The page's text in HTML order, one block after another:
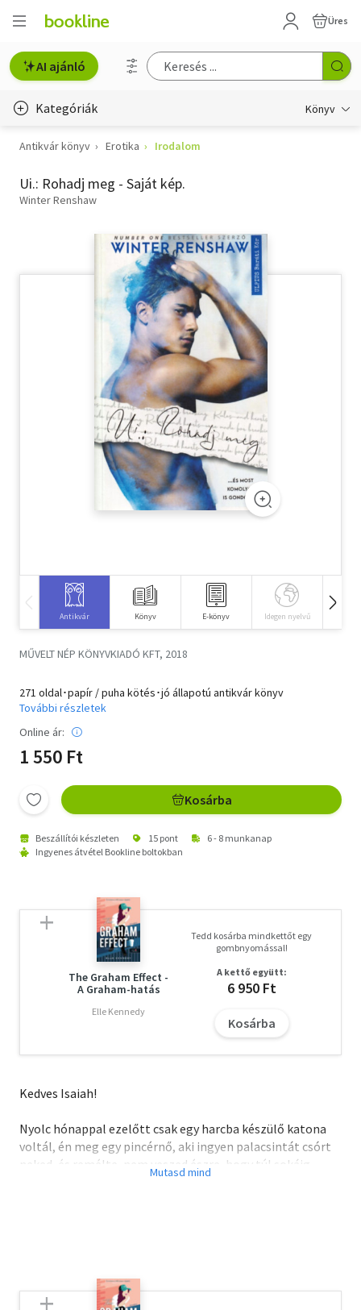
Üres
AI ajánló
Kategóriák Könyv
Életmód, egészség
Erotika
Szótár, nyelvkönyv
Tankönyv, segédkönyv
Társadalomtudomány
Természettudomány
Antikvár könyv Erotika Irodalom
Ui.: Rohadj meg - Saját kép.
Winter Renshaw
Antikvár Könyv E-könyv Idegen nyelvű
MŰVELT NÉP KÖNYVKIADÓ KFT, 2018
271 oldal･papír / puha kötés･jó állapotú antikvár könyv
További részletek
Online ár:
1 550 Ft
Kosárba
Beszállítói készleten 15 pont
6 - 8 munkanap
Ingyenes átvétel Bookline boltokban
The Graham Effect -
A Graham-hatás
Elle Kennedy
Tedd kosárba mindkettőt egy
gombnyomással!
A kettő együtt:
6 950 Ft
Kosárba
Kedves Isaiah!
Nyolc hónappal ezelőtt csak egy harcba készülő katona
voltál, én meg egy pincérnő, aki ingyen palacsintát csórt
neked, és remélte, nem veszed észre, hogy túl sokáig
pillanatban adtuk meg egymásnak a címűnket.